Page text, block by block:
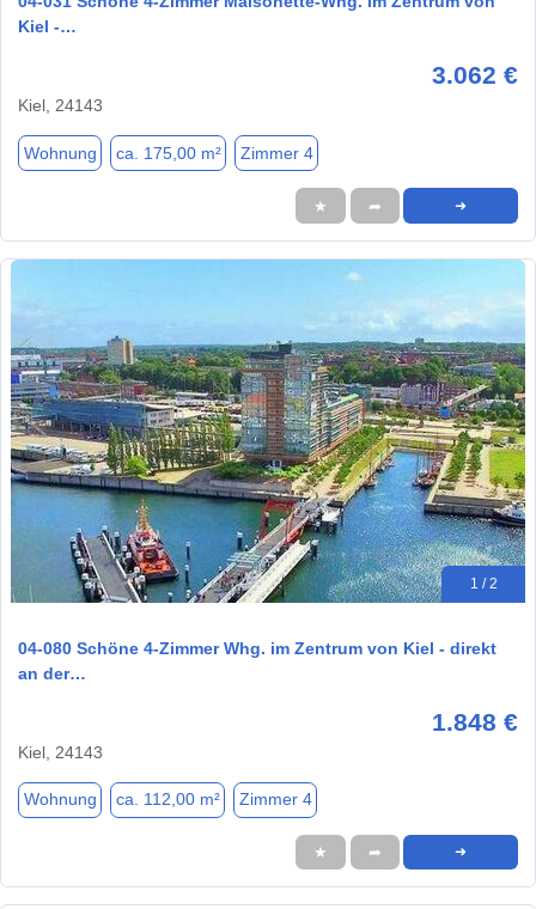
Kiel -…
3.062 €
Kiel, 24143
Wohnung ca. 175,00 m² Zimmer 4
★ ➦ ➜
1 / 2
04-080 Schöne 4-Zimmer Whg. im Zentrum von Kiel - direkt
an der…
1.848 €
Kiel, 24143
Wohnung ca. 112,00 m² Zimmer 4
★ ➦ ➜